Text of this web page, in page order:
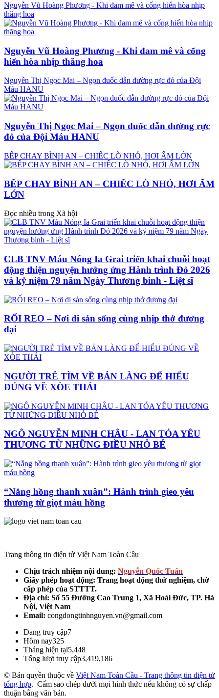
Nguyễn Vũ Hoàng Phương - Khi đam mê và cống hiến hòa nhịp
thăng hoa
Nguyễn Vũ Hoàng Phương - Khi đam mê và cống
hiến hòa nhịp thăng hoa
Nguyễn Thị Ngọc Mai – Ngọn đuốc dẫn đường rực đỏ của Đội
Máu HANU
Nguyễn Thị Ngọc Mai – Ngọn đuốc dẫn đường rực
đỏ của Đội Máu HANU
BẾP CHAY BÌNH AN – CHIẾC LÒ NHỎ, HƠI ẤM LỚN
BẾP CHAY BÌNH AN – CHIẾC LÒ NHỎ, HƠI ẤM
LỚN
Đọc nhiều trong Xã hội
CLB TNV Máu Nóng Ia Grai triển khai chuỗi hoạt
động thiện nguyện hưởng ứng Hành trình Đỏ 2026
và kỷ niệm 79 năm Ngày Thương binh - Liệt sĩ
RỐI REO – Nơi di sản sống cùng nhịp thở đương
đại
NGƯỜI TRẺ TÌM VỀ BẢN LÀNG ĐỂ HIỂU
ĐÚNG VỀ XÒE THÁI
NGÔ NGUYỄN MINH CHÂU - LAN TỎA YÊU
THƯƠNG TỪ NHỮNG ĐIỀU NHỎ BÉ
“Nắng hồng thanh xuân”: Hành trình gieo yêu
thương từ giọt máu hồng
Trang thông tin điện tử Việt Nam Toàn Cầu
Chịu trách nhiệm nội dung: Nguyễn Quốc Tuấn
Giấy phép hoạt động: Trang hoạt động thử nghiệm, chờ
cấp phép của STTTT.
Địa chỉ: Số 55 Đường Cao Trung 1, Xã Hoài Đức, TP. Hà
Nội, Việt Nam
Email: congdongtinhnguyen.vn@gmail.com
Đang truy cập7
Hôm nay325
Tháng hiện tại5,448
Tổng lượt truy cập3,419,186
© Bản quyền thuộc về Việt Nam Toàn Cầu - Trang thông tin điện tử
tổng hợp. Cấm sao chép dưới mọi hình thức nếu không có sự chấp
thuận bằng văn bản.